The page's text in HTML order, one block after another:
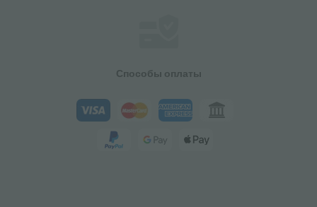
Способы оплаты